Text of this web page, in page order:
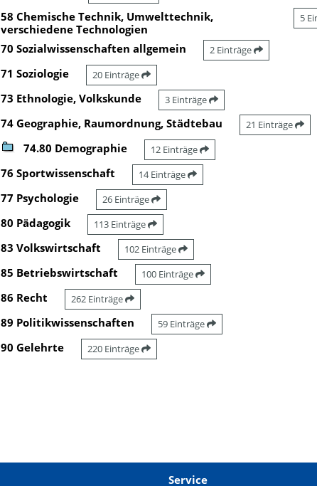
58 Chemische Technik, Umwelttechnik,
verschiedene Technologien
5
70 Sozialwissenschaften allgemein 2 Einträge
71 Soziologie 20 Einträge
73 Ethnologie, Volkskunde 3 Einträge
74 Geographie, Raumordnung, Städtebau 21 Einträge
74.80 Demographie 12 Einträge
76 Sportwissenschaft 14 Einträge
77 Psychologie 26 Einträge
80 Pädagogik 113 Einträge
83 Volkswirtschaft 102 Einträge
85 Betriebswirtschaft 100 Einträge
86 Recht 262 Einträge
89 Politikwissenschaften 59 Einträge
90 Gelehrte 220 Einträge
Service